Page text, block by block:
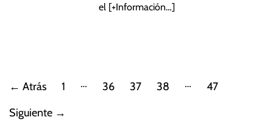
el [+Información…]
a
← Atrás 1 … 36 37 38 …
47
Siguiente →